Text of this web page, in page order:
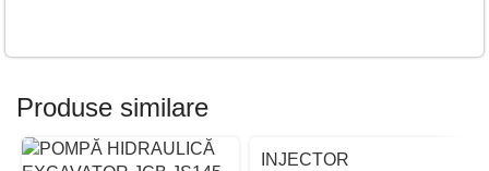
Produse similare
INJECTOR